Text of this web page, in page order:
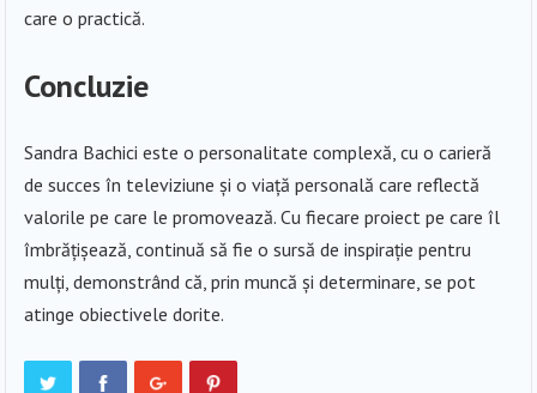
care o practică.
Concluzie
Sandra Bachici este o personalitate complexă, cu o carieră
de succes în televiziune și o viață personală care reflectă
valorile pe care le promovează. Cu fiecare proiect pe care îl
îmbrățișează, continuă să fie o sursă de inspirație pentru
mulți, demonstrând că, prin muncă și determinare, se pot
atinge obiectivele dorite.